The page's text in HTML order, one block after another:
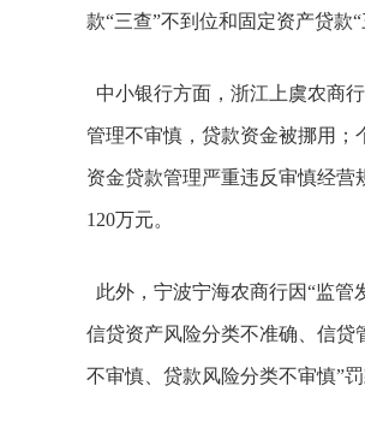
款“三查”不到位和固定资产贷款
中小银行方面，浙江上虞农商
管理不审慎，贷款资金被挪用；
资金贷款管理严重违反审慎经营
120万元。
此外，宁波宁海农商行因“监管
信贷资产风险分类不准确、信贷
不审慎、贷款风险分类不审慎”罚